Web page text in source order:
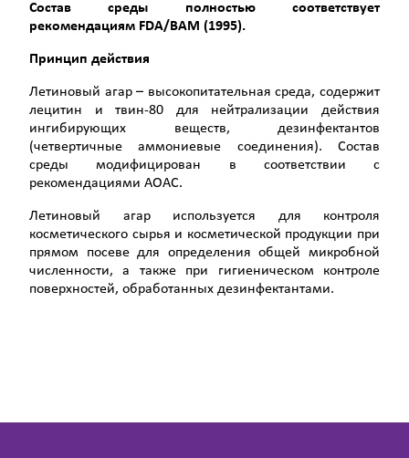
Состав среды полностью соответствует
рекомендациям FDA/BAM (1995).
Принцип действия
Летиновый агар – высокопитательная среда, содержит
лецитин и твин-80 для нейтрализации действия
ингибирующих веществ, дезинфектантов
(четвертичные аммониевые соединения). Состав
среды модифицирован в соответствии с
рекомендациями АОАС.
Летиновый агар используется для контроля
косметического сырья и косметической продукции при
прямом посеве для определения общей микробной
численности, а также при гигиеническом контроле
поверхностей, обработанных дезинфектантами.